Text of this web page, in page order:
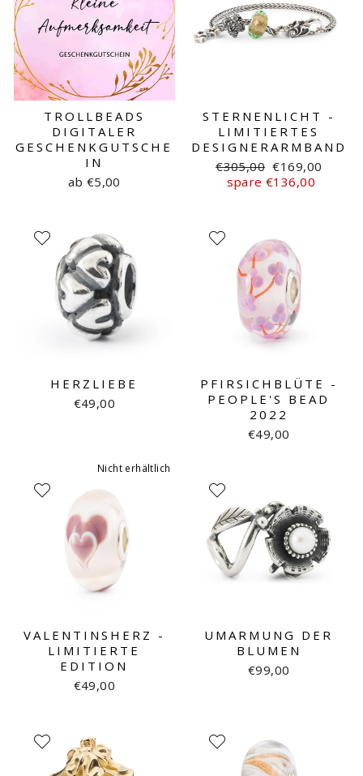
TROLLBEADS
DIGITALER
GESCHENKGUTSCHE
IN
ab €5,00
STERNENLICHT -
LIMITIERTES
DESIGNERARMBAND
Normaler
Preis
€305,00 Sonderpreis
€169,00
spare €136,00
HERZLIEBE
€49,00
PFIRSICHBLÜTE -
PEOPLE'S BEAD
2022
€49,00
Nicht erhältlich
VALENTINSHERZ -
LIMITIERTE
EDITION
€49,00
UMARMUNG DER
BLUMEN
€99,00